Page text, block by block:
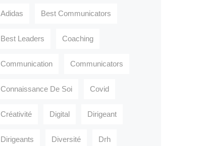
Adidas Best Communicators
Best Leaders Coaching
Communication Communicators
Connaissance De Soi Covid
Créativité Digital Dirigeant
Dirigeants Diversité Drh